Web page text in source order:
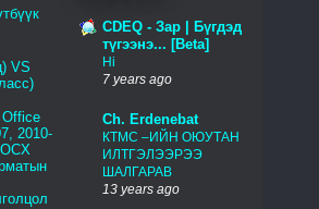
VS
2010-
CDEQ - Зар | Бүгдэд
түгээнэ... [Beta]
Hi
7 years ago
Ch. Erdenebat
КТМС –ИЙН ОЮУТАН
ИЛТГЭЛЭЭРЭЭ
ШАЛГАРАВ
13 years ago